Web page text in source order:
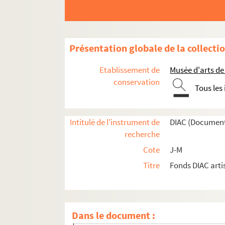
Présentation globale de la
Etablissement de
conservation
Musée d'arts
Tous
Intitulé de l'instrument de
recherche
DIAC
Cote
J-M
Titre
Fonds DIAC
Dans le document :
Artistes régionaux. LAMOULIE, Annette
Photographes. LAMOUREUX, Michel
Artistes. LAMOUROUX, Vincent
Artistes régionaux. LAMPRIER, Anne
Artistes. LAMSFUSS, Ulrich
Artistes. LANA (BOUATCHIDZE Svetlana
Artistes. LAN-BAR,
Artistes. LAND, Bertrand